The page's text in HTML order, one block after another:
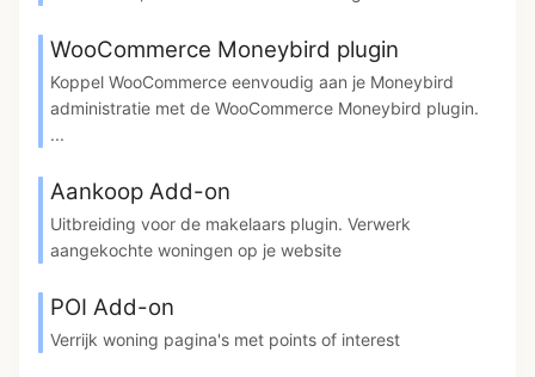
WooCommerce Moneybird plugin
Koppel WooCommerce eenvoudig aan je Moneybird
administratie met de WooCommerce Moneybird plugin.
...
Aankoop Add-on
Uitbreiding voor de makelaars plugin. Verwerk
aangekochte woningen op je website
POI Add-on
Verrijk woning pagina's met points of interest